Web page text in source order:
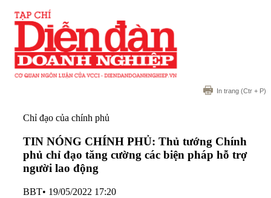
In trang (Ctr + P)
Chỉ đạo của chính phủ
TIN NÓNG CHÍNH PHỦ: Thủ tướng Chính
phủ chỉ đạo tăng cường các biện pháp hỗ trợ
người lao động
BBT• 19/05/2022 17:20